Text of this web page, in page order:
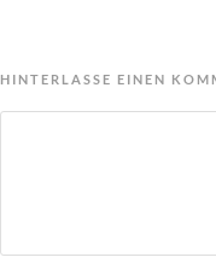
HINTERLASSE EINEN